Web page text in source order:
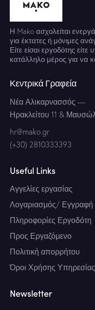
Η Mako ασχολείται
για έκτατες ή μόνιμες
Είτε είσαι εργοδότης
κατάλληλο μέρος για να
Κεντρικά Γραφεία
Νέα Αλικαρνασσός —
Ηρακλείτου 11 &
hr@mako.gr
(+30) 2810333393
Useful Links
Αγγελίες εργασίας
Λογαριασμός/ Εγγραφή
Πληροφορίες Εργοδότη
Προς Εργαζόμενο
Πολιτική απορρήτου
Όροι Χρήσης Υπηρεσίας
Newsletter